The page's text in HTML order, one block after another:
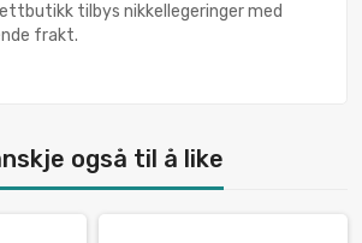
tilbys nikkellegeringer med
frakt.
også til å like